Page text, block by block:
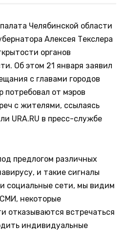
Челябинской области
Алексея Текслера
органов
Об этом 21 января заявил
с главами городов
потребовал от мэров
с жителями, ссылаясь
URA.RU в пресс-службе
предлогом различных
и такие сигналы
социальные сети, мы видим
некоторые
отказываются встречаться
индивидуальные